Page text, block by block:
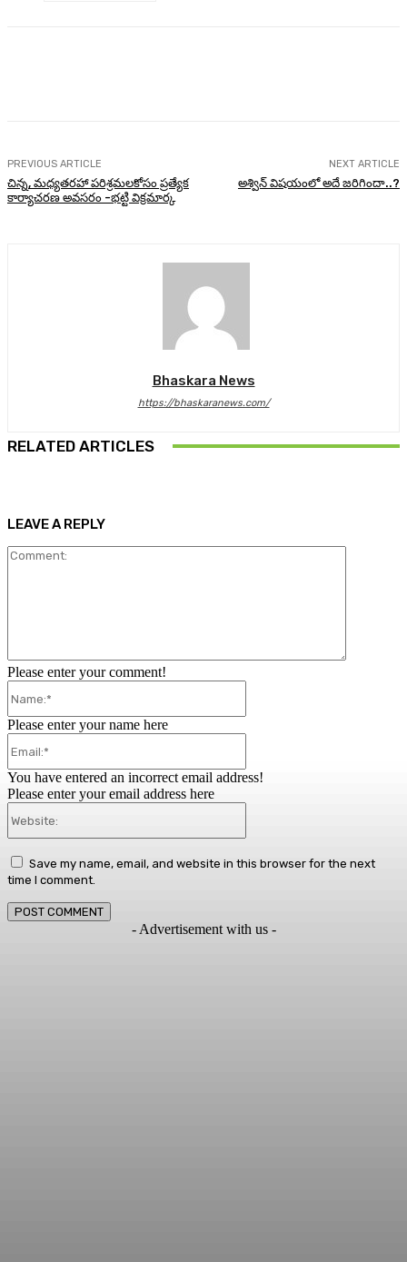
PREVIOUS ARTICLE
చిన్న, మధ్యతరహా పరిశ్రమలకోసం ప్రత్యేక
కార్యాచరణ అవసరం -భట్టి విక్రమార్క
NEXT ARTICLE
అశ్విన్‌ విషయంలో అదే జరిగిందా..?
Bhaskara News
https://bhaskaranews.com/
RELATED ARTICLES
LEAVE A REPLY
Please enter your comment!
Please enter your name here
You have entered an incorrect email address!
Please enter your email address here
Save my name, email, and website in this browser for the next
time I comment.
- Advertisement with us -